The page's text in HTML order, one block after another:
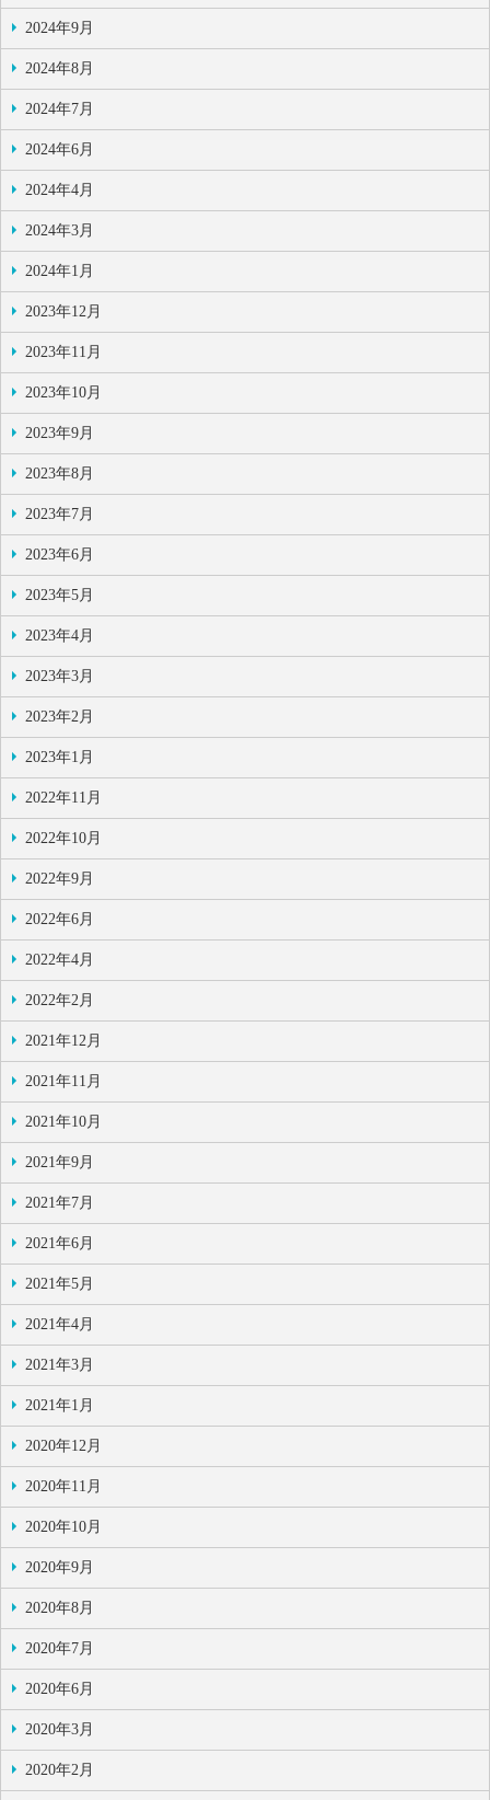
2024年9月
2024年8月
2024年7月
2024年6月
2024年4月
2024年3月
2024年1月
2023年12月
2023年11月
2023年10月
2023年9月
2023年8月
2023年7月
2023年6月
2023年5月
2023年4月
2023年3月
2023年2月
2023年1月
2022年11月
2022年10月
2022年9月
2022年6月
2022年4月
2022年2月
2021年12月
2021年11月
2021年10月
2021年9月
2021年7月
2021年6月
2021年5月
2021年4月
2021年3月
2021年1月
2020年12月
2020年11月
2020年10月
2020年9月
2020年8月
2020年7月
2020年6月
2020年3月
2020年2月